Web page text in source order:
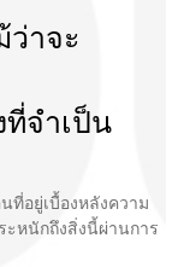
ว่าจะ
ที่จําเป็น
ที่อยู่เบื้องหลังความ
ะหนักถึงสิ่งนี้ผ่านการ